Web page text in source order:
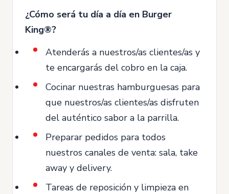
¿Cómo será tu día a día en Burger
King®?
Atenderás a nuestros/as clientes/as y
te encargarás del cobro en la caja.
Cocinar nuestras hamburguesas para
que nuestros/as clientes/as disfruten
del auténtico sabor a la parrilla.
Preparar pedidos para todos
nuestros canales de venta: sala, take
away y delivery.
Tareas de reposición y limpieza en